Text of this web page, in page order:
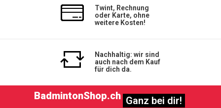
Twint, Rechnung
oder Karte, ohne
weitere Kosten!
Nachhaltig: wir sind
auch nach dem Kauf
für dich da.
BadmintonShop.ch Ganz bei dir!